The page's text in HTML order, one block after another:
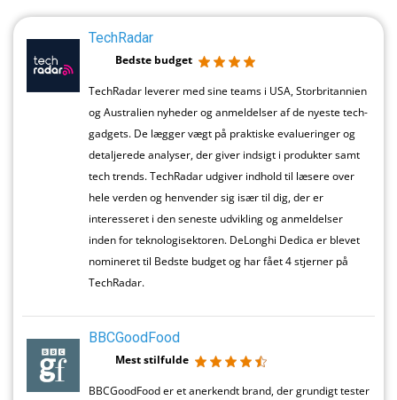
TechRadar
Bedste budget
TechRadar leverer med sine teams i USA, Storbritannien
og Australien nyheder og anmeldelser af de nyeste tech-
gadgets. De lægger vægt på praktiske evalueringer og
detaljerede analyser, der giver indsigt i produkter samt
tech trends. TechRadar udgiver indhold til læsere over
hele verden og henvender sig især til dig, der er
interesseret i den seneste udvikling og anmeldelser
inden for teknologisektoren. DeLonghi Dedica er blevet
nomineret til Bedste budget og har fået 4 stjerner på
TechRadar.
BBCGoodFood
Mest stilfulde
BBCGoodFood er et anerkendt brand, der grundigt tester